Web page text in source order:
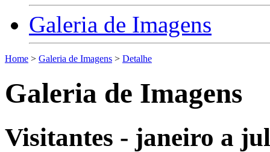
Galeria de Imagens
Home > Galeria de Imagens > Detalhe
Galeria de Imagens
Visitantes - janeiro a